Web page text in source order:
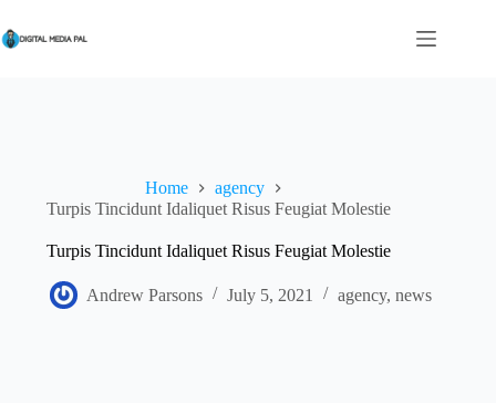
to
content
Home
agency
Turpis Tincidunt Idaliquet Risus Feugiat Molestie
Turpis Tincidunt Idaliquet Risus Feugiat Molestie
Andrew Parsons July 5, 2021 agency, news